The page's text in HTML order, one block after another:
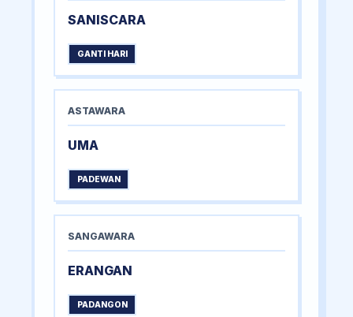
SANISCARA
GANTI HARI
ASTAWARA
UMA
PADEWAN
SANGAWARA
ERANGAN
PADANGON